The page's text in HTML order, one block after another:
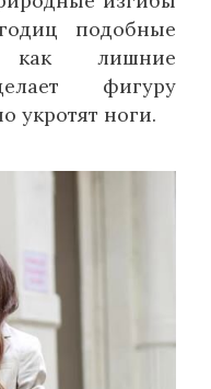
подобные
как лишние
фигуру
укротят ноги.